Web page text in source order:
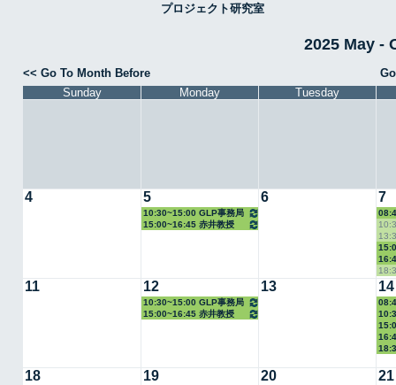
プロジェクト研究室
2025 May -
<< Go To Month Before
Sunday
Monday Tuesday
4 5
10:30~15:00 GLP事務局
15:00~16:45 赤井教授
6 7
11 12
10:30~15:00 GLP事務局
15:00~16:45 赤井教授
13 14
18 19 20 21